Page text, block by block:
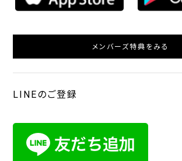
メンバーズ特典をみる
LINEのご登録